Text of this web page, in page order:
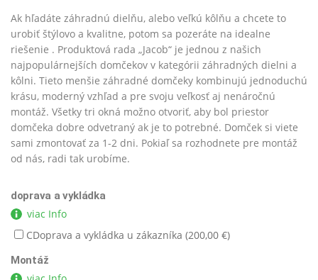
was:
5
990,00 €.
is:
5
450,00 €.
Ak hľadáte záhradnú dielňu, alebo veľkú kôlňu a chcete to
urobiť štýlovo a kvalitne, potom sa pozeráte na idealne
riešenie . Produktová rada „Jacob“ je jednou z našich
najpopulárnejších domčekov v kategórii záhradných dielni a
kôlni. Tieto menšie záhradné domčeky kombinujú jednoduchú
krásu, moderný vzhľad a pre svoju veľkosť aj nenáročnú
montáž. Všetky tri okná možno otvoriť, aby bol priestor
domčeka dobre odvetraný ak je to potrebné. Domček si viete
sami zmontovať za 1-2 dni. Pokiaľ sa rozhodnete pre montáž
od nás, radi tak urobíme.
doprava a vykládka
viac Info
CDoprava a vykládka u zákazníka (200,00 €)
Montáž